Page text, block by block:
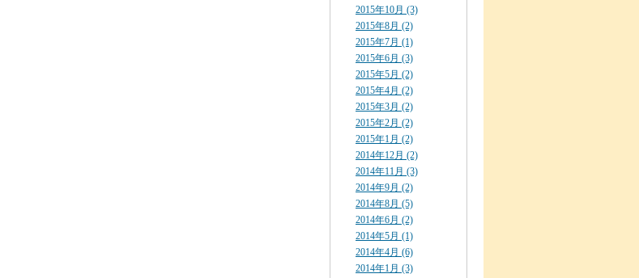
2015年10月 (3)
2015年8月 (2)
2015年7月 (1)
2015年6月 (3)
2015年5月 (2)
2015年4月 (2)
2015年3月 (2)
2015年2月 (2)
2015年1月 (2)
2014年12月 (2)
2014年11月 (3)
2014年9月 (2)
2014年8月 (5)
2014年6月 (2)
2014年5月 (1)
2014年4月 (6)
2014年1月 (3)